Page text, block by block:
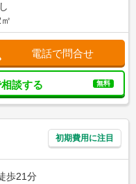
電話で問合せ
談する 無料
初期費用に注目
歩21分